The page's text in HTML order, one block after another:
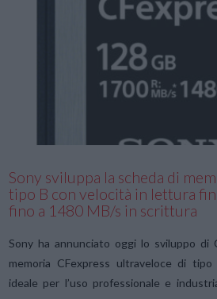
VIEW POST
Sony sviluppa la scheda di
tipo B con velocità in lettura
fino a 1480 MB/s in scrittura
Sony ha annunciato oggi lo sviluppo di
memoria CFexpress ultraveloce di
ideale per l’uso professionale e